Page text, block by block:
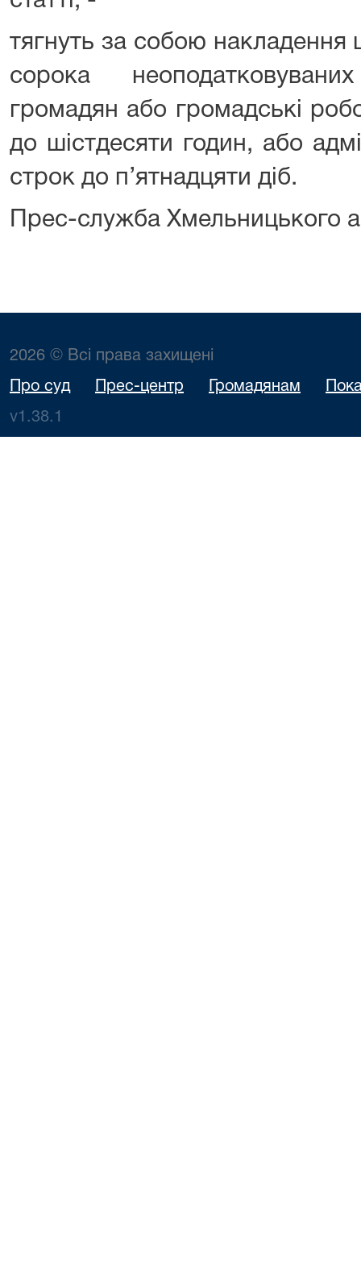
тягнуть за собою накладення
сорока
громадян або громадські
до шістдесяти годин, або
строк до п’ятнадцяти діб.
Прес-служба Хмельницького
2026 © Всі права захищені
Про суд Прес-центр Громадянам
v1.38.1